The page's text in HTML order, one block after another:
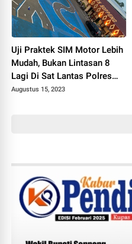
Uji Praktek SIM Motor Lebih
Mudah, Bukan Lintasan 8
Lagi Di Sat Lantas Polres
Soppeng
Augustus 15, 2023